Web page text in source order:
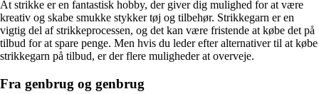
At strikke er en fantastisk hobby, der giver dig mulighed for at være
kreativ og skabe smukke stykker tøj og tilbehør. Strikkegarn er en
vigtig del af strikkeprocessen, og det kan være fristende at købe det på
tilbud for at spare penge. Men hvis du leder efter alternativer til at købe
strikkegarn på tilbud, er der flere muligheder at overveje.
Fra genbrug og genbrug